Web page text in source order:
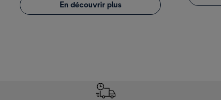
En découvrir plus